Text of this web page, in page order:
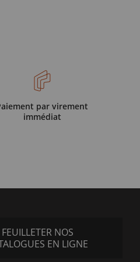
par virement
immédiat
FEUILLETER NOS
EN LIGNE